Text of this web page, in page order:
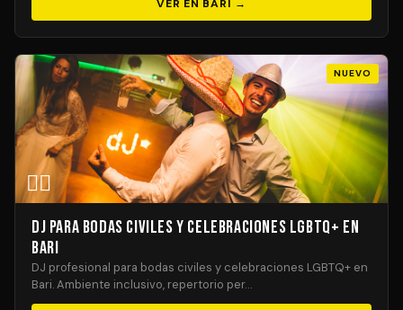
VER EN BARI →
NUEVO
🏳️‍🌈
DJ para Bodas Civiles y Celebraciones LGBTQ+ en
Bari
DJ profesional para bodas civiles y celebraciones LGBTQ+ en
Bari. Ambiente inclusivo, repertorio per…